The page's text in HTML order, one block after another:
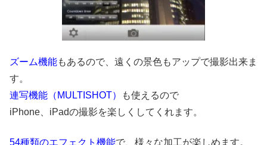
ズーム機能もあるので、遠くの景色もアップで撮影出来ま
す。
連写機能（MULTISHOT）
も使えるので
iPhone、iPadの撮影を楽しくしてくれます。
54種類のエフェクト機能で、様々な加工が楽しめます。